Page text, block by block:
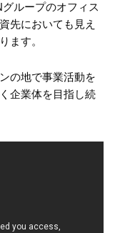
ループのオフィス
先においても見え
ます。
の地で事業活動を
企業体を目指し続